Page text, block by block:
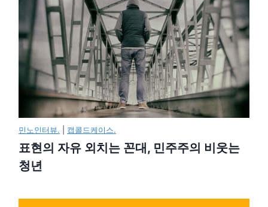
민노인터뷰. 캡콜드케이스.
표현의 자유 외치는 꼰대, 민주주의 비웃는
청년